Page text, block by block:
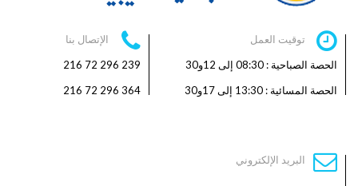
توقيت العمل
الحصة الصباحية : 08:30 إلى 12و30
الحصة المسائية : 13:30 إلى 17و30
الإتصال بنا
239 296 72 216
364 296 72 216
البريد الإلكتروني